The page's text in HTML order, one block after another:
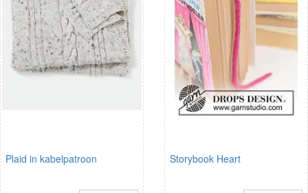
Plaid in kabelpatroon Storybook Heart